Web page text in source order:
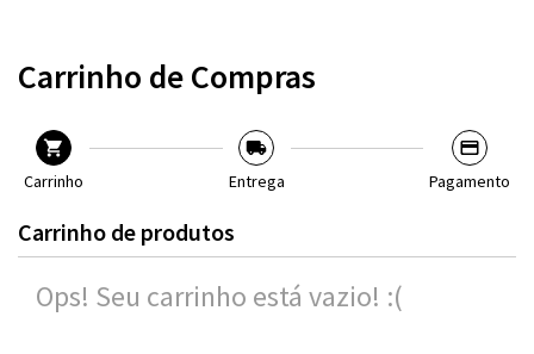
Carrinho de Compras
Carrinho Entrega Pagamento
Carrinho de produtos
Ops! Seu carrinho está vazio! :(